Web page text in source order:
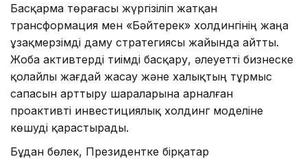
Басқарма төрағасы жүргізіліп жатқан
трансформация мен «Бәйтерек» холдингінің жаңа
ұзақмерзімді даму стратегиясы жайында айтты.
Жоба активтерді тиімді басқару, әлеуетті бизнеске
қолайлы жағдай жасау және халықтың тұрмыс
сапасын арттыру шараларына арналған
проактивті инвестициялық холдинг моделіне
көшуді қарастырады.
Бұдан бөлек, Президентке бірқатар